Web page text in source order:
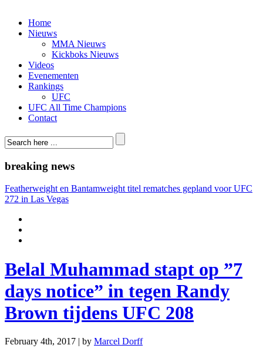
Home
Nieuws
MMA Nieuws
Kickboks Nieuws
Videos
Evenementen
Rankings
UFC
UFC All Time Champions
Contact
breaking news
Featherweight en Bantamweight titel rematches gepland voor UFC
272 in Las Vegas
Belal Muhammad stapt op ”7
days notice” in tegen Randy
Brown tijdens UFC 208
February 4th, 2017 | by Marcel Dorff